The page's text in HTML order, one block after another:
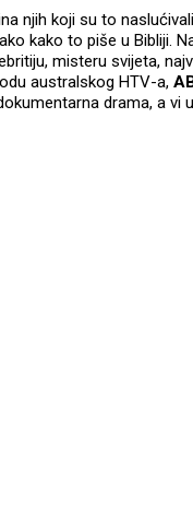
njih koji su to
kako to piše u Bibliji.
misteru svijeta,
australskog HTV-a,
drama, a